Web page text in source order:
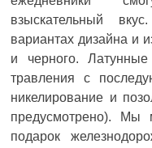
взыскательный
вариантах дизайна и
и черного.
травления с
никелирование и
предусмотрено). Мы
подарок